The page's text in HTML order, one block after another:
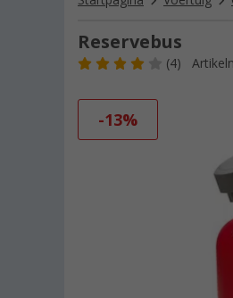
Reservebus
(4)
-13%